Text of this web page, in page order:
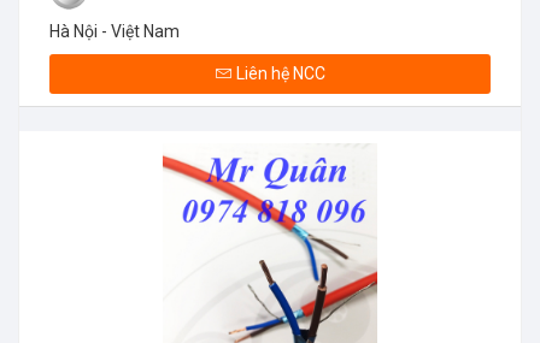
Hà Nội - Việt Nam
Liên hệ NCC